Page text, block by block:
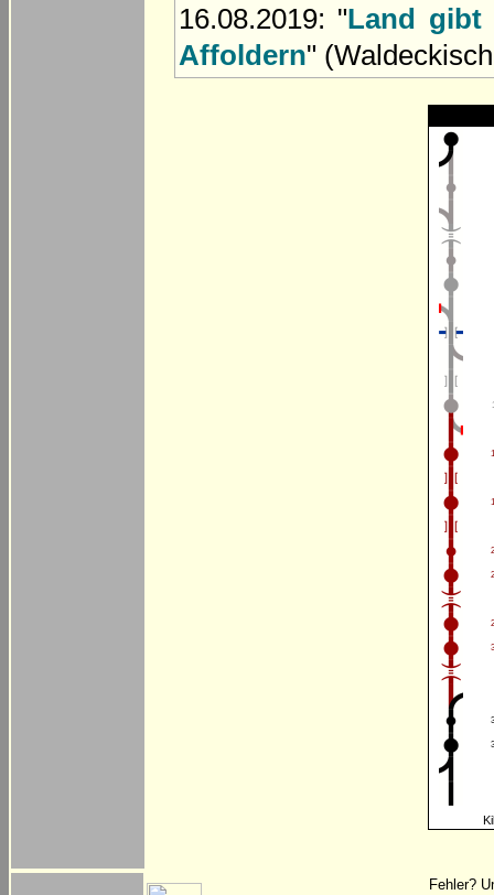
16.08.2019: "Land gibt
Affoldern"
Fehler?